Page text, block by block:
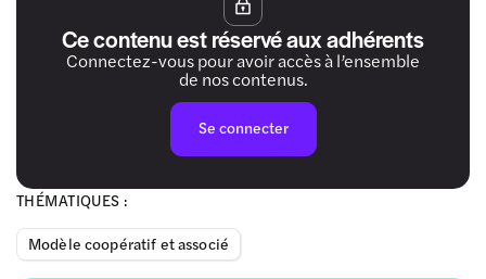
THÉMATIQUES :
Modèle coopératif et associé
Ce contenu est réservé aux adhérents
Connectez-vous pour avoir accès à l’ensemble
de nos contenus.
Se connecter